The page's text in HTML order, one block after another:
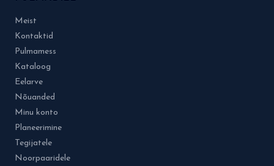
Meist
Kontaktid
Pulmamess
Kataloog
Eelarve
Nõuanded
Minu konto
Planeerimine
Tegijatele
Noorpaaridele